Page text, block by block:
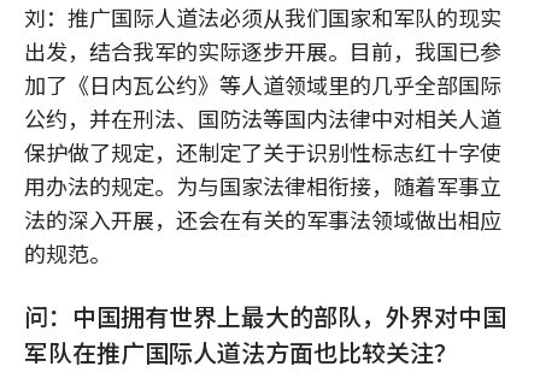
刘：推广国际人道法必须从我们国家和军队的现实
出发，结合我军的实际逐步开展。目前，我国已参
加了《日内瓦公约》等人道领域里的几乎全部国际
公约，并在刑法、国防法等国内法律中对相关人道
保护做了规定，还制定了关于识别性标志红十字使
用办法的规定。为与国家法律相衔接，随着军事立
法的深入开展，还会在有关的军事法领域做出相应
的规范。
问：中国拥有世界上最大的部队，外界对中国
军队在推广国际人道法方面也比较关注？